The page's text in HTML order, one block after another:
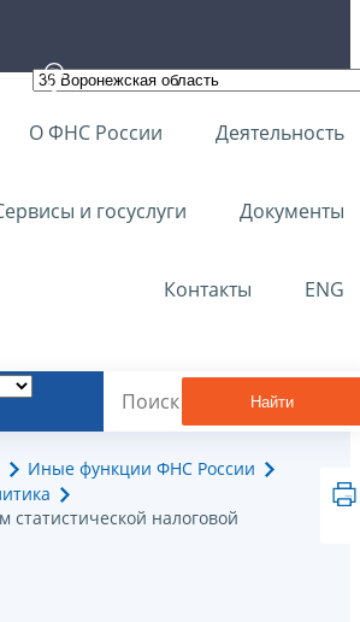
О ФНС России Деятельность
и госуслуги Документы
Контакты ENG
Найти
Иные функции ФНС России
налоговой